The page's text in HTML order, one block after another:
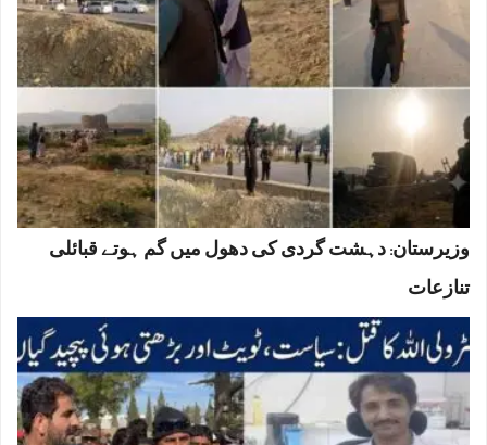
وزیرستان: دہشت گردی کی دھول میں گم ہوتے قبائلی
تنازعات